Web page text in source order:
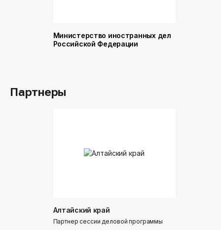
Министерство иностранных дел
Российской Федерации
Партнеры
Алтайский край
Партнер сессии деловой программы